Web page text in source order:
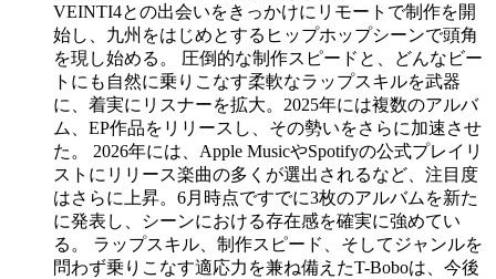
VEINTI4との出会いをきっかけにリモートで制作を開
始し、九州をはじめとするヒップホップシーンで頭角
を現し始める。 圧倒的な制作スピードと、どんなビー
トにも自然に乗りこなす柔軟なラップスキルを武器
に、着実にリスナーを拡大。2025年には複数のアルバ
ム、EP作品をリリースし、その勢いをさらに加速させ
た。 2026年には、Apple MusicやSpotifyの公式プレイリ
ストにリリース楽曲の多くが選出されるなど、注目度
はさらに上昇。6月時点ですでに3枚のアルバムを新た
に発表し、シーンにおける存在感を確実に強めてい
る。 ラップスキル、制作スピード、そしてジャンルを
問わず乗りこなす適応力を兼ね備えたT-Boboは、今後